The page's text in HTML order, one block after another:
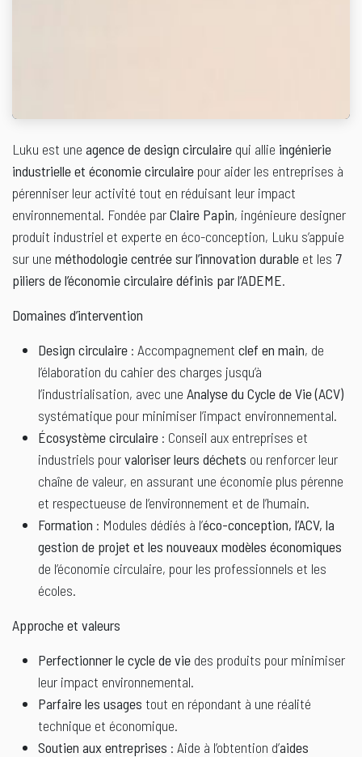
Luku est une agence de design circulaire qui allie ingénierie
industrielle et économie circulaire pour aider les entreprises à
pérenniser leur activité tout en réduisant leur impact
environnemental. Fondée parClaire Papin, ingénieure designer
produit industriel et experte en éco-conception, Luku s’appuie
sur une méthodologie centrée sur l’innovation durable et les 7
piliers de l’économie circulaire définis par l’ADEME.
Domaines d’intervention
Design circulaire : Accompagnement clef en main, de
l’élaboration du cahier des charges jusqu’à
l’industrialisation, avec une Analyse du Cycle de Vie (ACV)
systématique pour minimiser l’impact environnemental.
Écosystème circulaire : Conseil aux entreprises et
industriels pourvaloriser leurs déchets ou renforcer leur
chaîne de valeur, en assurant une économie plus pérenne
et respectueuse de l’environnement et de l’humain.
Formation : Modules dédiés à l’éco-conception, l’ACV, la
gestion de projet et les nouveaux modèles économiques
de l’économie circulaire, pour les professionnels et les
écoles.
Approche et valeurs
Perfectionner le cycle de vie des produits pour minimiser
leur impact environnemental.
Parfaire les usages tout en répondant à une réalité
technique et économique.
Soutien aux entreprises : Aide à l’obtention d’aides